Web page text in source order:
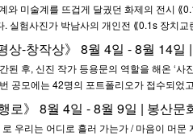
와 미술계를 뜨겁게 달궜던 화제의 전시
. 실험사진가 박남사의 개인전 ⟪0.1s 장치교
일(토)부터 8월 29일(토)까지, 부산 사하구에
러리에서 기획한 사진역사200년을 기념한
상-창작상》 8월 4일 - 8월 14일
후, 신진 작가 등용문의 역할을 해온 ‘사
공모에는 42명의 포트폴리오가 접수되었
었다. ​ 1차 심사는 사진비평상 운영위원회
자로 추천하였다. ​ 2차 심사는 포트폴리오 리
로》 8월 4일 - 8월 9일 | 봉산문
우리는 어디로 흘러 가는가 / 마음이 머문